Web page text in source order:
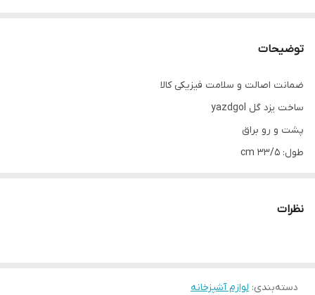
توضیحات
ضمانت اصالت و سلامت فیزیکی کالا
ساخت یزد گل yazdgol
پشت و رو براق
طول: 33/5 cm
نظرات
دسته‌بندی: لوازم آشپزخانه